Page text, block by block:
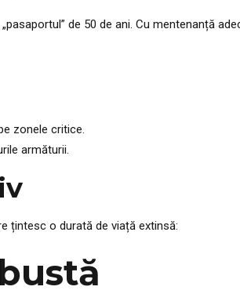
de 50 de ani. Cu mentenanță
zonele critice.
armăturii.
țintesc o durată de viață extinsă: